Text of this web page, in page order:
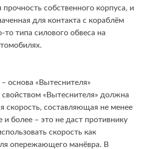
собственного корпуса, и
для контакта с кораблём
то типа силового обвеса на
основа «Вытеснителя»
«Вытеснителя» должна
скорость, составляющая не менее
и более – это не даст противнику
скорость как
опережающего манёвра. В